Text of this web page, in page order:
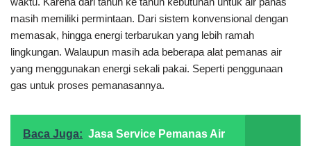
masih memiliki permintaan. Dari sistem konvensional dengan
memasak, hingga energi terbarukan yang lebih ramah
lingkungan. Walaupun masih ada beberapa alat pemanas air
yang menggunakan energi sekali pakai. Seperti penggunaan
gas untuk proses pemanasannya.
Baca Juga: Jasa Service Pemanas Air